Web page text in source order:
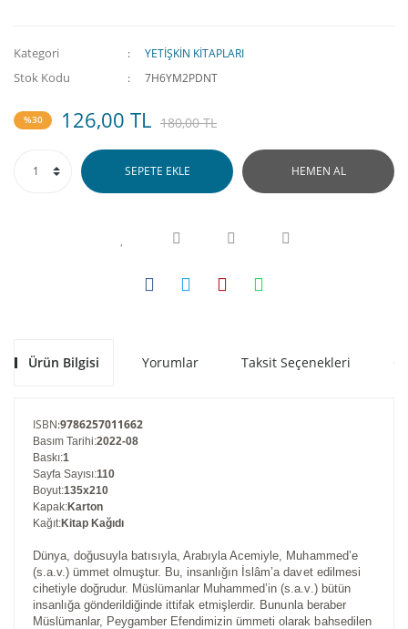
Kategori YETİŞKİN KİTAPLARI
Stok Kodu 7H6YM2PDNT
%30 126,00 TL 180,00 TL
SEPETE EKLE HEMEN AL
Ürün Bilgisi Yorumlar Taksit Seçenekleri
ISBN:9786257011662
Basım Tarihi:2022-08
Baskı:1
Sayfa Sayısı:110
Boyut:135x210
Kapak:Karton
Kağıt:Kitap Kağıdı
Dünya, doğusuyla batısıyla, Arabıyla Acemiyle, Muhammed’e
(s.a.v.) ümmet olmuştur. Bu, insanlığın İslâm’a davet edilmesi
cihetiyle doğrudur. Müslümanlar Muhammed’in (s.a.v.) bütün
insanlığa gönderildiğinde ittifak etmişlerdir. Bununla beraber
Müslümanlar, Peygamber Efendimizin ümmeti olarak bahsedilen